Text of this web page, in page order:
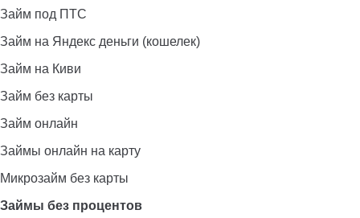
Займ под ПТС
Займ на Яндекс деньги (кошелек)
Займ на Киви
Займ без карты
Займ онлайн
Займы онлайн на карту
Микрозайм без карты
Займы без процентов